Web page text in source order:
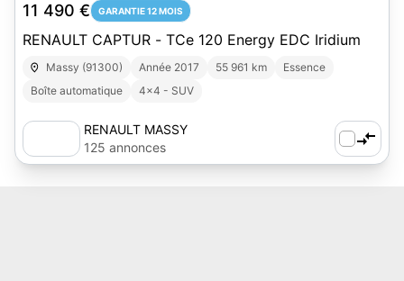
11 490 € GARANTIE 12 MOIS
RENAULT CAPTUR - TCe 120 Energy EDC Iridium
Massy (91300) Année 2017 55 961 km
Essence
Boîte automatique
4x4 - SUV
RENAULT MASSY
125 annonces